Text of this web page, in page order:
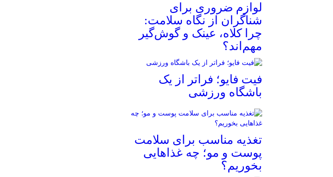
لوازم ضروری برای
شناگران از نگاه سلامت:
چرا کلاه، عینک و گوش‌گیر
مهم‌اند؟
فیت ‌فایو؛ فراتر از یک
باشگاه ورزشی
تغذیه مناسب برای سلامت
پوست و مو؛ چه غذاهایی
بخوریم؟